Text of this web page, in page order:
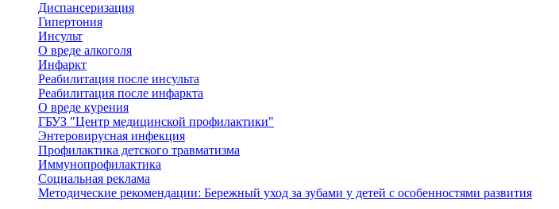
Диспансеризация
Гипертония
Инсульт
О вреде алкоголя
Инфаркт
Реабилитация после инсульта
Реабилитация после инфаркта
О вреде курения
ГБУЗ "Центр медицинской профилактики"
Энтеровирусная инфекция
Профилактика детского травматизма
Иммунопрофилактика
Социальная реклама
Методические рекомендации: Бережный уход за зубами у детей с особенностями развития